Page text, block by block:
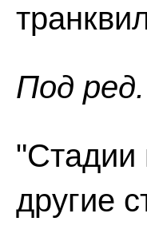
Пoд
"Стадии
другие